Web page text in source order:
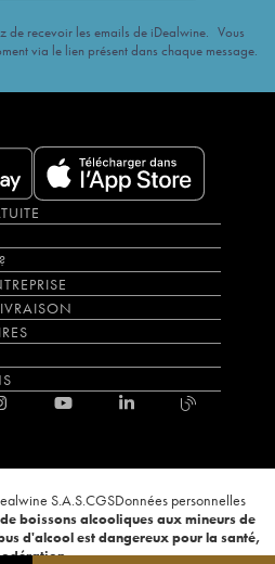
de recevoir les emails de iDealwine. Vous
via le lien présent dans chaque message.
S.A.S.CGSDonnées personnelles
boissons alcooliques aux mineurs de
d'alcool est dangereux pour la santé,